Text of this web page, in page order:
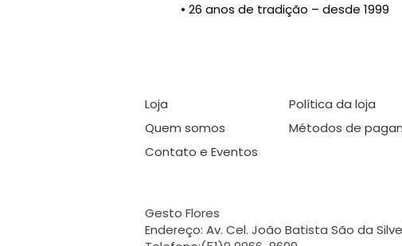
• 26 anos de tradição – desde 1999
Loja
Quem somos
Contato e Eventos
Política da loja
Métodos de
Gesto Flores
Endereço: Av. Cel. João Batista São da